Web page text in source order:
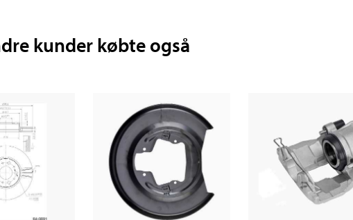
kunder købte også